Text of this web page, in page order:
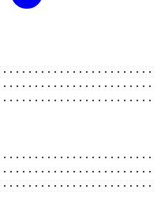
. . . . . . . . . . . . . . . . . . . . . . .
. . . . . . . . . . . . . . . . . . . . . . .
. . . . . . . . . . . . . . . . . . . . . . .
. . . . . . . . . . . . . . . . . . . . . . .
. . . . . . . . . . . . . . . . . . . . . . .
. . . . . . . . . . . . . . . . . . . . . . .